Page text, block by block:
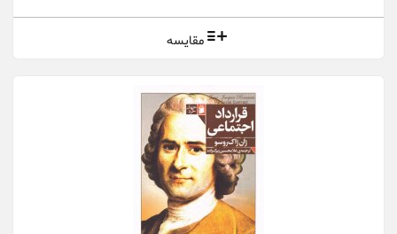
مقایسه